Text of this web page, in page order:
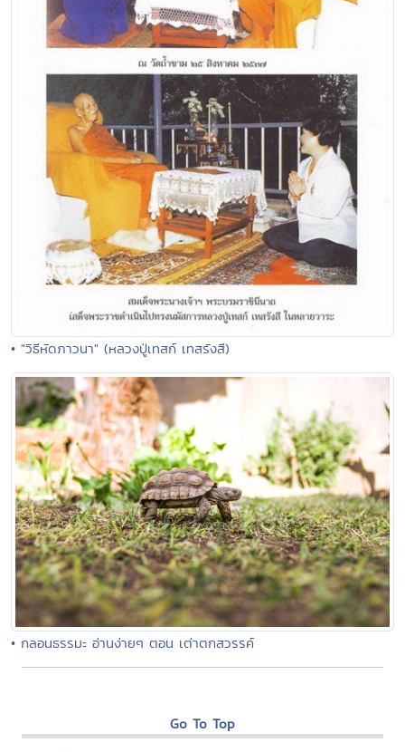
• "วิธีหัดภาวนา" (หลวงปู่เทสก์ เทสรังสี)
• กลอนธรรมะ อ่านง่ายๆ ตอน เต่าตกสวรรค์
Go To Top